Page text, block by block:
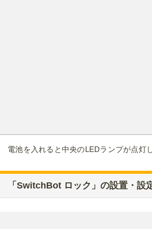
電池を入れると中央のLEDランプが点灯
「SwitchBot ロック」の設置・設